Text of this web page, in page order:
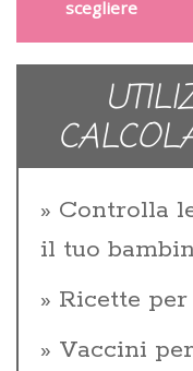
scegliere
Controlla
il tuo
Ricette
Vaccini